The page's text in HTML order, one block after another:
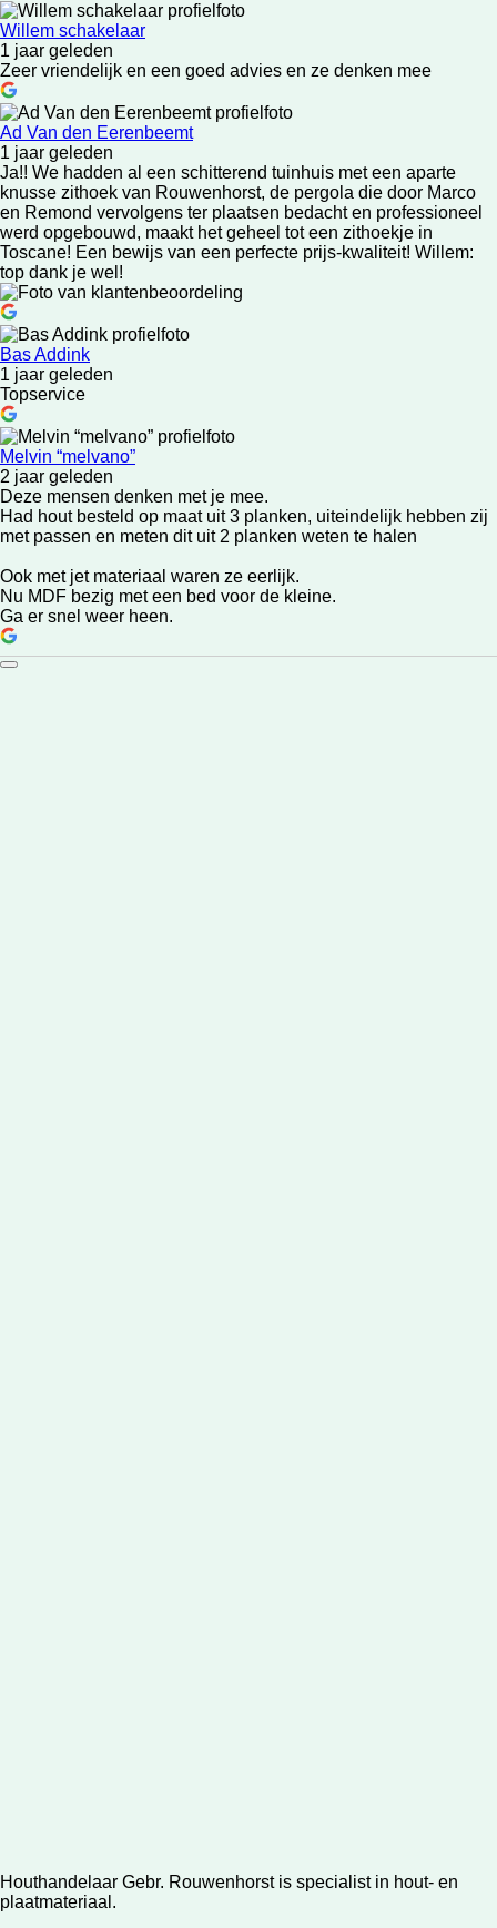
Willem schakelaar
1 jaar geleden
Zeer vriendelijk en een goed advies en ze denken mee
Ad Van den Eerenbeemt
1 jaar geleden
Ja!! We hadden al een schitterend tuinhuis met een aparte
knusse zithoek van Rouwenhorst, de pergola die door Marco
en Remond vervolgens ter plaatsen bedacht en professioneel
werd opgebouwd, maakt het geheel tot een zithoekje in
Toscane! Een bewijs van een perfecte prijs-kwaliteit! Willem:
top dank je wel!
Bas Addink
1 jaar geleden
Topservice
Melvin “melvano”
2 jaar geleden
Deze mensen denken met je mee.
Had hout besteld op maat uit 3 planken, uiteindelijk hebben zij
met passen en meten dit uit 2 planken weten te halen
Ook met jet materiaal waren ze eerlijk.
Nu MDF bezig met een bed voor de kleine.
Ga er snel weer heen.
Houthandelaar Gebr. Rouwenhorst is specialist in hout- en
plaatmateriaal.